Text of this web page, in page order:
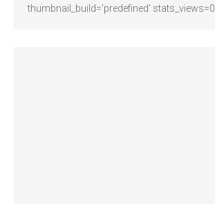
thumbnail_build='predefined' stats_views=0]